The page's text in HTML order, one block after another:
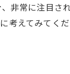
非常に注目さ
えてみてくだ